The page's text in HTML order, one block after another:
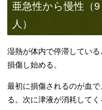
亜急性から慢性（
人）
湿熱が体内で停滞してい
損傷し始める。
最初に損傷されるのが血
る。次に津液が消耗してく